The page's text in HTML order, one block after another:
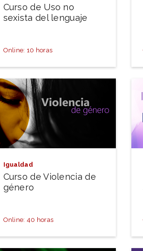
Curso de Uso no
sexista del lenguaje
Online: 10 horas
Igualdad
Curso de Violencia de
género
Online: 40 horas